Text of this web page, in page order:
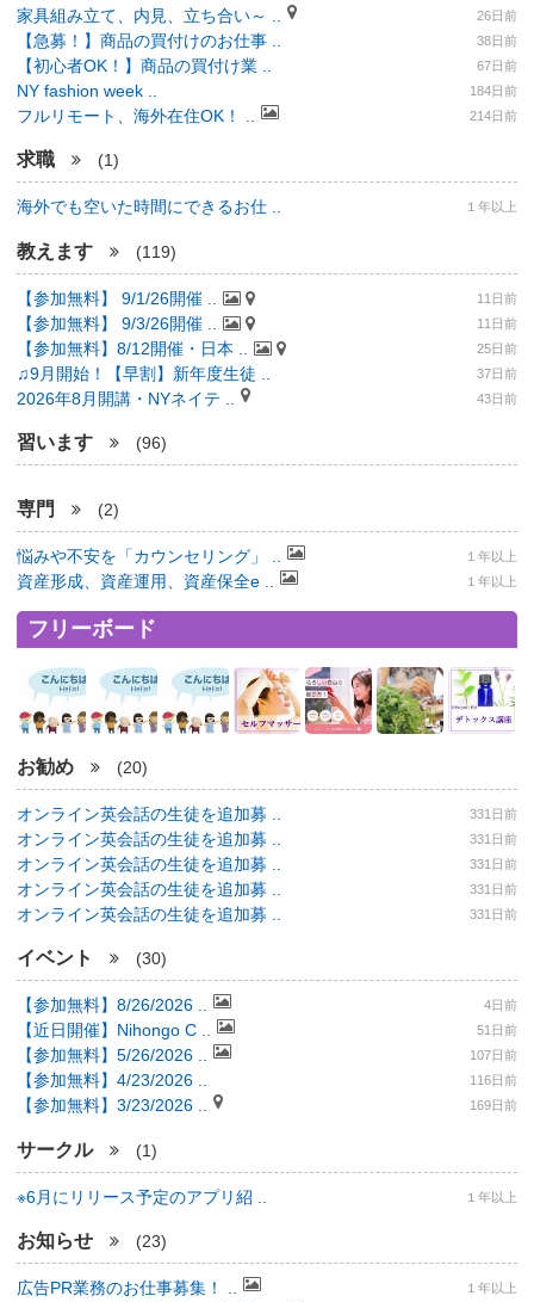
家具組み立て、内見、立ち合い～ .. 26日前
【急募！】商品の買付けのお仕事 .. 38日前
【初心者OK！】商品の買付け業 .. 67日前
NY fashion week .. 184日前
フルリモート、海外在住OK！ .. 214日前
求職 (1)
海外でも空いた時間にできるお仕 .. １年以上
教えます (119)
【参加無料】 9/1/26開催 .. 11日前
【参加無料】 9/3/26開催 .. 11日前
【参加無料】8/12開催・日本 .. 25日前
♫9月開始！【早割】新年度生徒 .. 37日前
2026年8月開講・NYネイテ .. 43日前
習います (96)
専門 (2)
悩みや不安を「カウンセリング」 .. １年以上
資産形成、資産運用、資産保全e .. １年以上
フリーボード
お勧め (20)
オンライン英会話の生徒を追加募 .. 331日前
オンライン英会話の生徒を追加募 .. 331日前
オンライン英会話の生徒を追加募 .. 331日前
オンライン英会話の生徒を追加募 .. 331日前
オンライン英会話の生徒を追加募 .. 331日前
イベント (30)
【参加無料】8/26/2026 .. 4日前
【近日開催】Nihongo C .. 51日前
【参加無料】5/26/2026 .. 107日前
【参加無料】4/23/2026 .. 116日前
【参加無料】3/23/2026 .. 169日前
サークル (1)
※6月にリリース予定のアプリ紹 .. １年以上
お知らせ (23)
広告PR業務のお仕事募集！ .. １年以上